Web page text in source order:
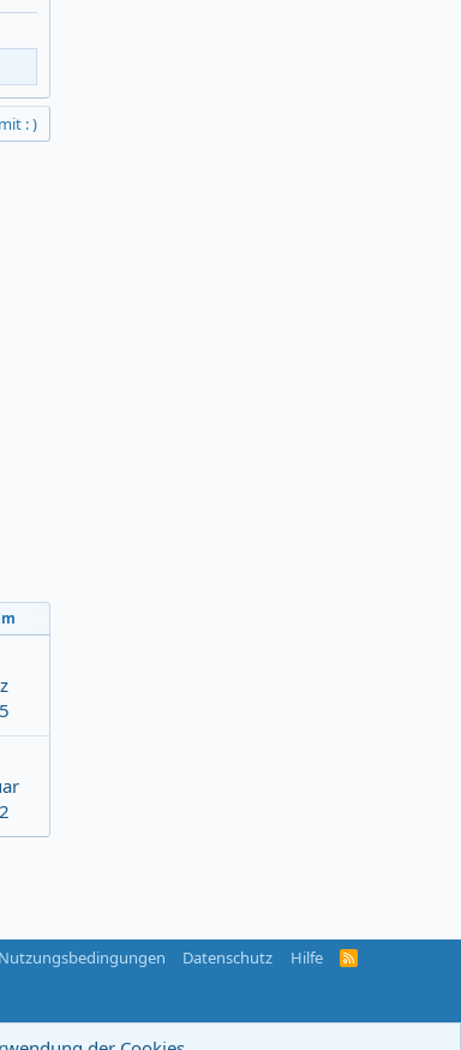
: )
Nutzungsbedingungen Datenschutz Hilfe
R
F